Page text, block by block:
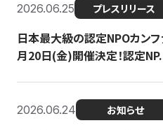
2026.06.25 プレスリリース
日本最大級の認定NPOカン
月20日(金)開催決定！認定
2026.06.24 お知らせ